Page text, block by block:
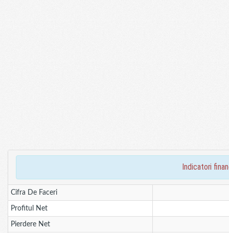
indicatori
Cifra De Faceri
Profitul Net
Pierdere Net